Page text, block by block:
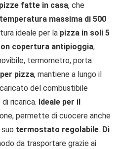
fatte in casa, che
temperatura massima di 500
ideale per la pizza in soli 5
copertura antipioggia,
termometro, porta
pizza, mantiene a lungo il
del combustibile
ricarica. Ideale per il
permette di cuocere anche
termostato regolabile. Di
da trasportare grazie ai